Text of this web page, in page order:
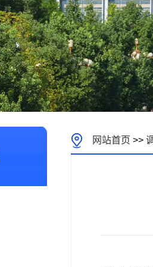
网站首页 >>